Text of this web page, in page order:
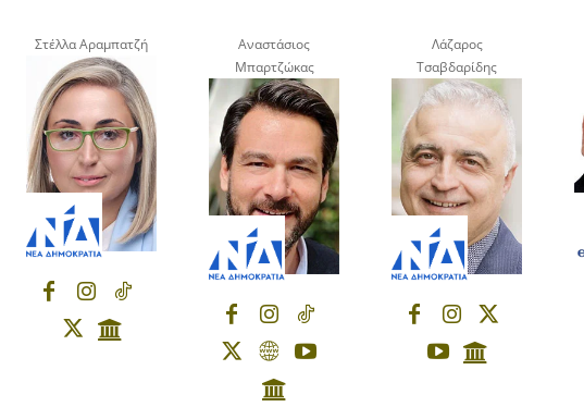
Στέλλα Αραμπατζή
Αναστάσιος
Μπαρτζώκας
Λάζαρος
Τσαβδαρίδης